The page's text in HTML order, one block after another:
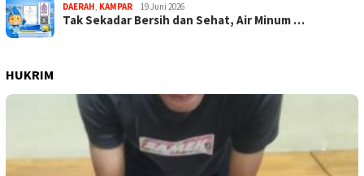
DAERAH, KAMPAR 19 Juni 2026
Tak Sekadar Bersih dan Sehat, Air Minum …
HUKRIM